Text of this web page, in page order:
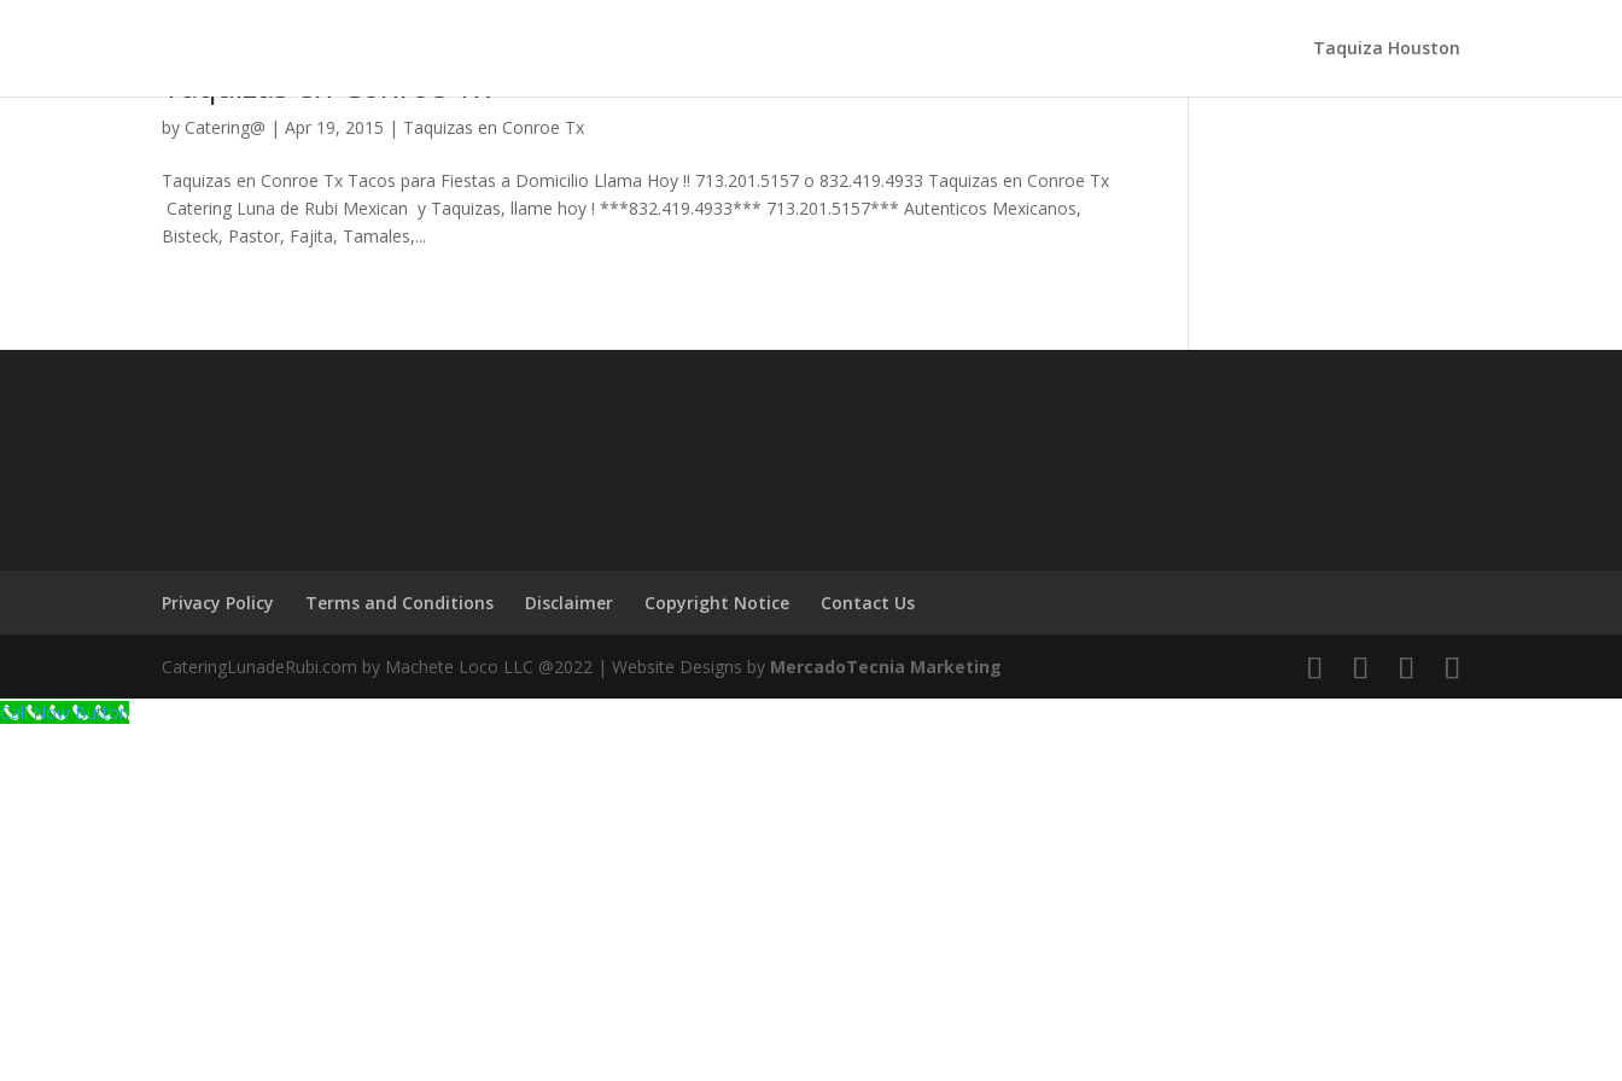
Taquiza Houston
Taquizas en Conroe Tx
by Catering@ |Apr 19, 2015 | Taquizas en Conroe Tx
Taquizas en Conroe Tx Tacos para Fiestas a Domicilio Llama Hoy !! 713.201.5157 o 832.419.4933 Taquizas en Conroe Tx
Catering Luna de Rubi Mexican y Taquizas, llame hoy ! ***832.419.4933*** 713.201.5157*** Autenticos Mexicanos,
Bisteck, Pastor, Fajita, Tamales,...
Privacy Policy Terms and Conditions Disclaimer Copyright Notice Contact Us
CateringLunadeRubi.com by Machete Loco LLC @2022 | Website Designs by MercadoTecnia Marketing
Call Now Button